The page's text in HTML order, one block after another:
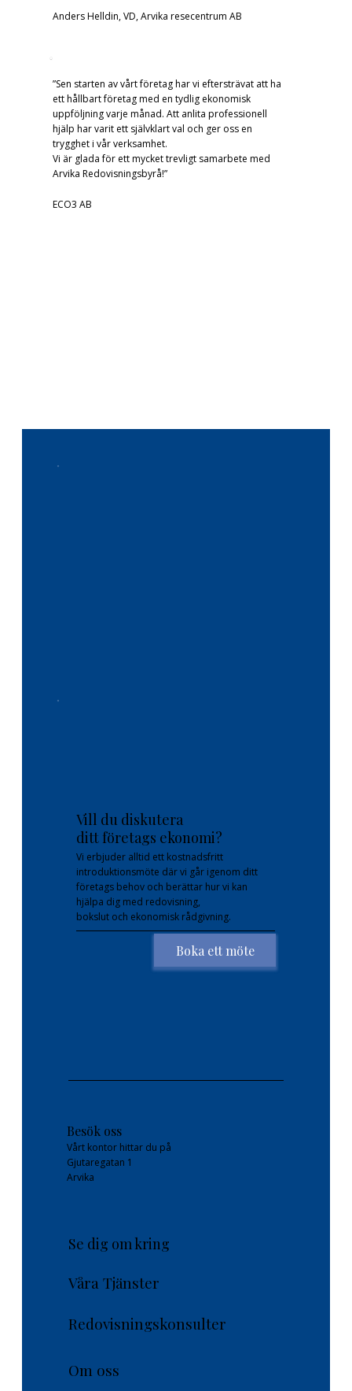
Anders Helldin, VD, Arvika resecentrum AB
”Sen starten av vårt företag har vi eftersträvat att ha
ett hållbart företag med en tydlig ekonomisk
uppföljning varje månad. Att anlita professionell
hjälp har varit ett självklart val och ger oss en
trygghet i vår verksamhet.
Vi är glada för ett mycket trevligt samarbete med
Arvika Redovisningsbyrå!”
ECO3 AB
Vill du diskutera
ditt företags ekonomi?
Vi erbjuder alltid ett kostnadsfritt
introduktionsmöte där vi går igenom ditt
företags behov och berättar hur vi kan
hjälpa dig med redovisning,
bokslut och ekonomisk rådgivning.
Boka ett möte
Se dig om kring
Besök oss
Vårt kontor hittar du på
Gjutaregatan 1
Arvika
Våra Tjänster
Redovisningskonsulter
Om oss